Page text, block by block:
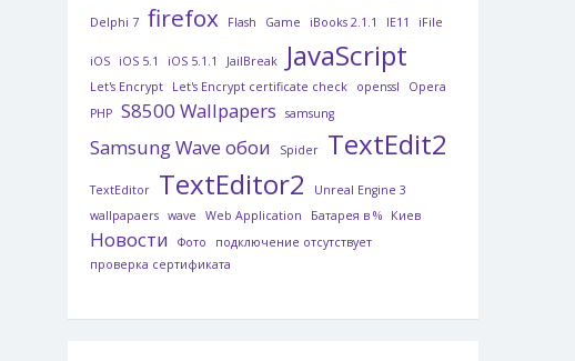
Delphi 7 firefox Flash Game iBooks 2.1.1 IE11 iFile
iOS iOS 5.1 iOS 5.1.1 JailBreak JavaScript
Let's Encrypt Let's Encrypt certificate check openssl
Opera
PHP S8500 Wallpapers samsung
Samsung Wave обои Spider TextEdit2
TextEditor TextEditor2
Unreal Engine 3
wallpapaers wave Web Application Батарея в % Киев
Новости Фото
подключение отсутствует
проверка сертификата